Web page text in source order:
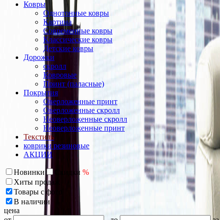
Ковры
Однотонные ковры
Картина
Современные ковры
Классические ковры
Детские ковры
Дорожки
скролл
Ковровые
Принт (паласные)
Покрытия
Оверложенные принт
Оверложенные скролл
Неоверложенные скролл
Неоверложенные принт
Текстиль
коврики резиновые
АКЦИИ
Новинки Скидки %
Хиты продаж
Товары с фото
В наличии
цена